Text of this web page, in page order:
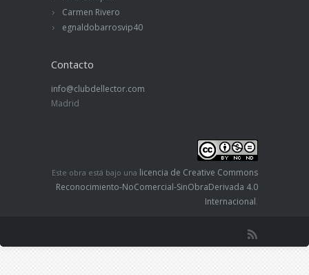
Carmen Rivero
egnaldobarrosvip40
Contacto
info@clubdellector.com
Madrid
Este obra está bajo una licencia de Creative Commons
Reconocimiento-NoComercial-SinObraDerivada 4.0
Internacional